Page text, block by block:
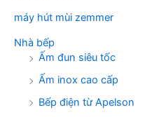
máy hút mùi zemmer
Nhà bếp
Ấm đun siêu tốc
Ấm inox cao cấp
Bếp điện từ Apelson